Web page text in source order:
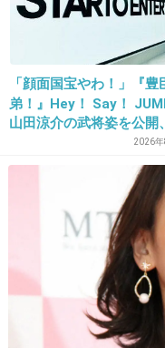
確かにデブな私はサプ
定期購入してたサプ
メタバリアプレ
2026/06/03(水) 17:15:25
「顔面国宝やわ！」『豊
弟！』Hey！ Say！
山田涼介の武将姿を公開
ット歓喜「ビジュ良すぎ
「こんな美しい秀次は初
2026年